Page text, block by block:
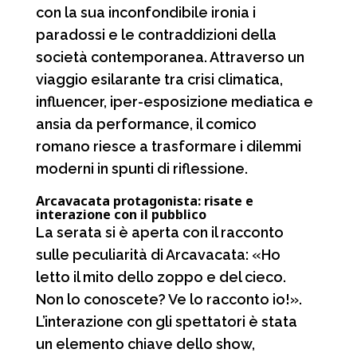
con la sua inconfondibile ironia i
paradossi e le contraddizioni della
società contemporanea. Attraverso un
viaggio esilarante tra crisi climatica,
influencer, iper-esposizione mediatica e
ansia da performance, il comico
romano riesce a trasformare i dilemmi
moderni in spunti di riflessione.
Arcavacata protagonista: risate e
interazione con il pubblico
La serata si è aperta con il racconto
sulle peculiarità di Arcavacata: «Ho
letto il mito dello zoppo e del cieco.
Non lo conoscete? Ve lo racconto io!».
L’interazione con gli spettatori è stata
un elemento chiave dello show,